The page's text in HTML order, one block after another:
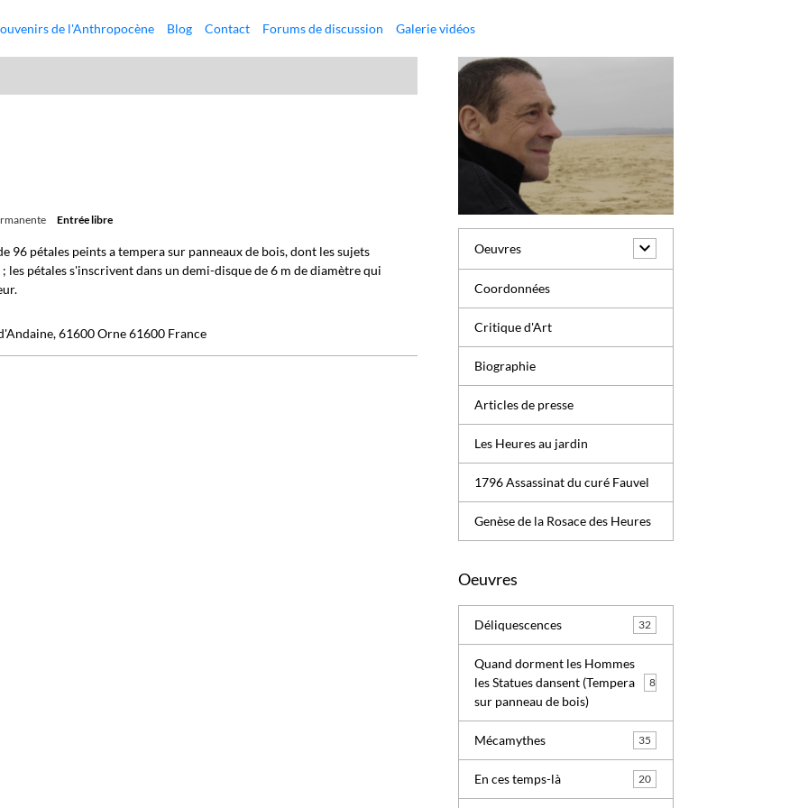
de l'Anthropocène Blog Contact Forums de discussion Galerie vidéos
Entrée libre
96 pétales peints a tempera sur panneaux de bois, dont les sujets
pétales s'inscrivent dans un demi-disque de 6 m de diamètre qui
61600 Orne 61600 France
Oeuvres
Coordonnées
Critique d'Art
Biographie
Articles de presse
Les Heures au jardin
1796 Assassinat du curé Fauvel
Genèse de la Rosace des Heures
Oeuvres
Déliquescences 32
Quand dorment les Hommes
les Statues dansent (Tempera
sur panneau de bois)
8
Mécamythes 35
En ces temps-là 20